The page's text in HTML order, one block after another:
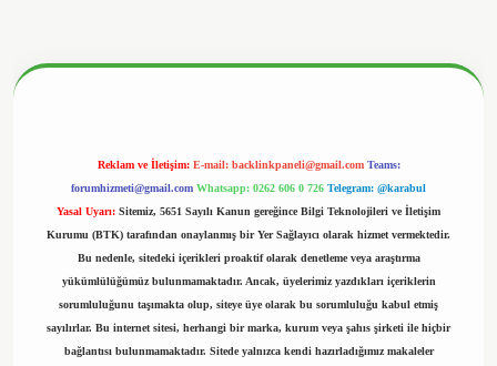
Reklam ve İletişim: E-mail: backlinkpaneli@gmail.com Teams:
forumhizmeti@gmail.com Whatsapp: 0262 606 0 726 Telegram: @karabul
Yasal Uyarı: Sitemiz, 5651 Sayılı Kanun gereğince Bilgi Teknolojileri ve İletişim
Kurumu (BTK) tarafından onaylanmış bir Yer Sağlayıcı olarak hizmet vermektedir.
Bu nedenle, sitedeki içerikleri proaktif olarak denetleme veya araştırma
yükümlülüğümüz bulunmamaktadır. Ancak, üyelerimiz yazdıkları içeriklerin
sorumluluğunu taşımakta olup, siteye üye olarak bu sorumluluğu kabul etmiş
sayılırlar. Bu internet sitesi, herhangi bir marka, kurum veya şahıs şirketi ile hiçbir
bağlantısı bulunmamaktadır. Sitede yalnızca kendi hazırladığımız makaleler